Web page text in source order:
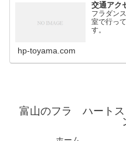
交通アク
フラダン
室で行っ
す。
hp-toyama.com
富山のフラ ハート